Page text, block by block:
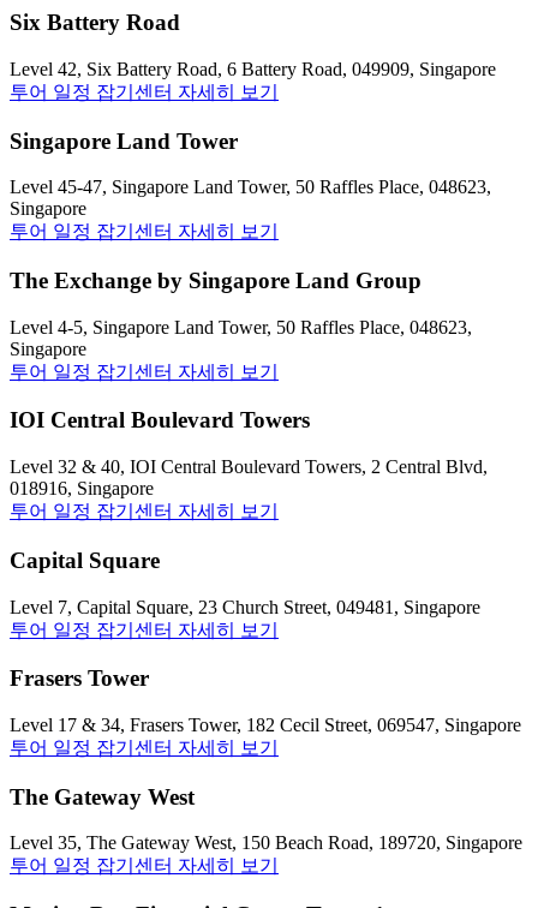
Six Battery Road
Level 42, Six Battery Road, 6 Battery Road, 049909, Singapore
투어 일정 잡기 센터 자세히 보기
Singapore Land Tower
Level 45-47, Singapore Land Tower, 50 Raffles Place, 048623,
Singapore
투어 일정 잡기 센터 자세히 보기
The Exchange by Singapore Land Group
Level 4-5, Singapore Land Tower, 50 Raffles Place, 048623,
Singapore
투어 일정 잡기 센터 자세히 보기
IOI Central Boulevard Towers
Level 32 & 40, IOI Central Boulevard Towers, 2 Central Blvd,
018916, Singapore
투어 일정 잡기 센터 자세히 보기
Capital Square
Level 7, Capital Square, 23 Church Street, 049481, Singapore
투어 일정 잡기 센터 자세히 보기
Frasers Tower
Level 17 & 34, Frasers Tower, 182 Cecil Street, 069547, Singapore
투어 일정 잡기 센터 자세히 보기
The Gateway West
Level 35, The Gateway West, 150 Beach Road, 189720, Singapore
투어 일정 잡기 센터 자세히 보기